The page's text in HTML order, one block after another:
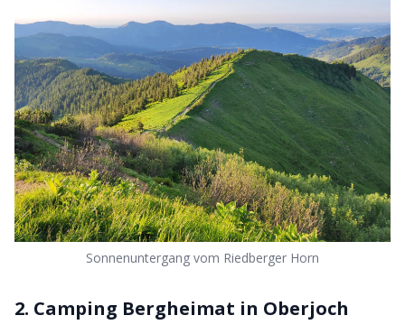
Sonnenuntergang vom Riedberger Horn
2. Camping Bergheimat in Oberjoch